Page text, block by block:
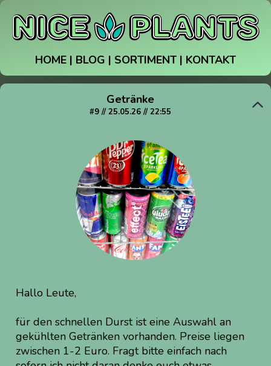
HOME | BLOG | SORTIMENT | KONTAKT
Getränke
#9 // 25.05.26 // 22:55
Hallo Leute,
für den schnellen Durst ist eine Auswahl an
gekühlten Getränken vorhanden. Preise liegen
zwischen 1-2 Euro. Fragt bitte einfach nach